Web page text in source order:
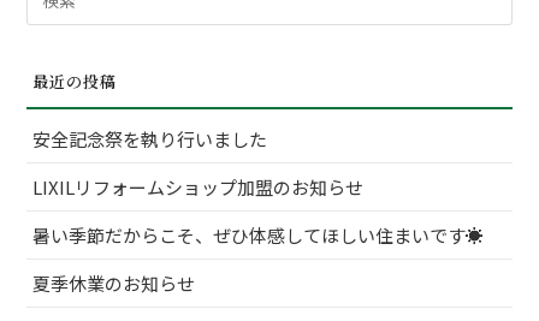
索
象:
最近の投稿
安全記念祭を執り行いました
LIXILリフォームショップ加盟のお知らせ
暑い季節だからこそ、ぜひ体感してほしい住まいです☀
夏季休業のお知らせ